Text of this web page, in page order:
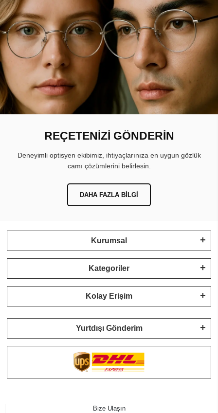
REÇETENİZİ GÖNDERİN
Deneyimli optisyen ekibimiz, ihtiyaçlarınıza en uygun gözlük
camı çözümlerini belirlesin.
DAHA FAZLA BILGI
Kurumsal
Kategoriler
Kolay Erişim
Yurtdışı Gönderim
Bize Ulaşın